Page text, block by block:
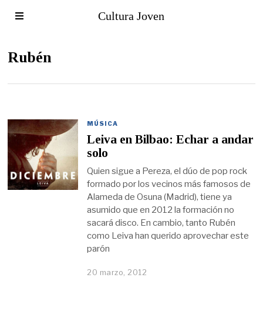
Cultura Joven
Rubén
MÚSICA
Leiva en Bilbao: Echar a andar
solo
Quien sigue a Pereza, el dúo de pop rock
formado por los vecinos más famosos de
Alameda de Osuna (Madrid), tiene ya
asumido que en 2012 la formación no
sacará disco. En cambio, tanto Rubén
como Leiva han querido aprovechar este
parón
20 marzo, 2012